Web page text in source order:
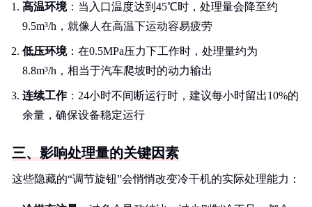
高温环境：当入口温度达到45℃时，处理量会降至约
9.5m³/h，就像人在高温下运动容易疲劳
低压环境：在0.5MPa压力下工作时，处理量约为
8.8m³/h，相当于汽车爬坡时的动力输出
连续工作：24小时不间断运行时，建议每小时留出10%的
余量，确保设备稳定运行
三、影响处理量的关键因素
这些隐藏的“调节旋钮”会悄悄改变冷干机的实际处理能力：